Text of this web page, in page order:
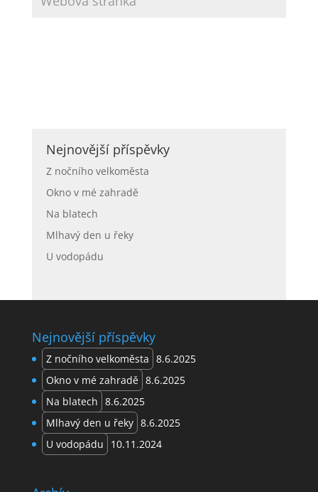
Nejnovější příspěvky
Z nočního velkoměsta
Okno v mé zahradě
Na blatech
Mlhavý den u řeky
U vodopádu
Nejnovější příspěvky
Z nočního velkoměsta 8.6.2025
Okno v mé zahradě 8.6.2025
Na blatech 8.6.2025
Mlhavý den u řeky 8.6.2025
U vodopádu
10.11.2024